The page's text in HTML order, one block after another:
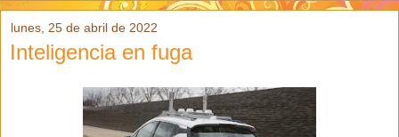
lunes, 25 de abril de 2022
Inteligencia en fuga